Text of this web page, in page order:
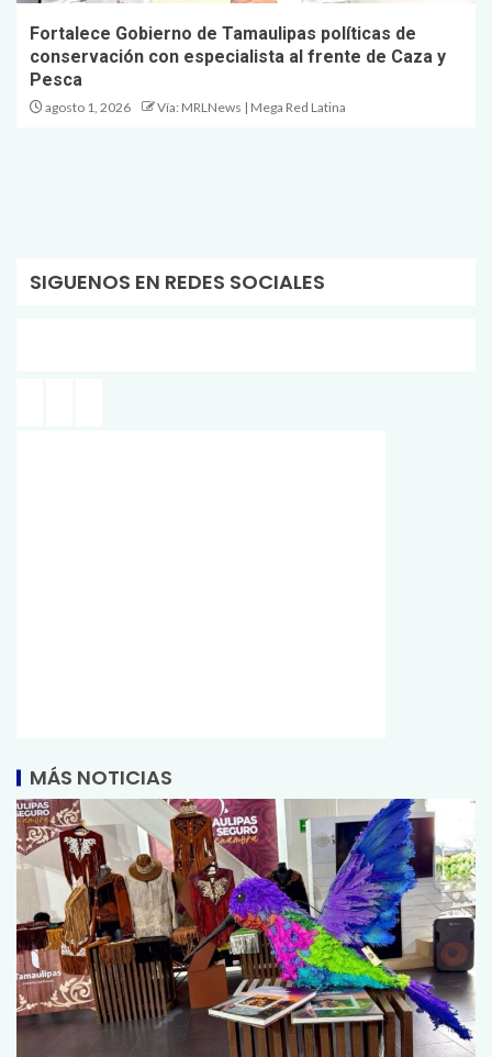
Fortalece Gobierno de Tamaulipas políticas de
conservación con especialista al frente de Caza y
Pesca
agosto 1, 2026 Vía: MRLNews | Mega Red Latina
SIGUENOS EN REDES SOCIALES
MÁS NOTICIAS